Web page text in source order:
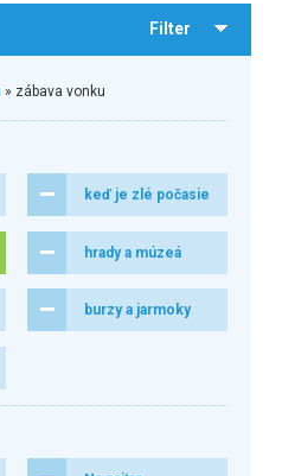
Filter
» zábava vonku
keď je zlé počasie
hrady a múzeá
burzy a jarmoky